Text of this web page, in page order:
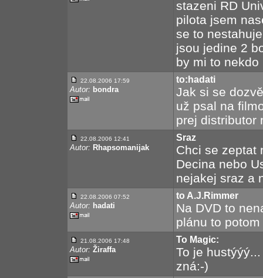
stazeni RD
pilota jsem
se to
jsou jedine 2
by mi to
22.08.2006 17:59
Autor: bondra
to:hadati
Jak si se
už psal na
prej distributor
22.08.2006 12:41
Autor: Rhapsomanijak
Sraz
Chci se zeptat
Decina nebo
nejakej sraz a
22.08.2006 07:52
Autor: hadati
to A.J.Rimmer
Na DVD to
plánu to
21.08.2006 17:48
Autor: Žiraffa
To Magic:
To je
zná:-)